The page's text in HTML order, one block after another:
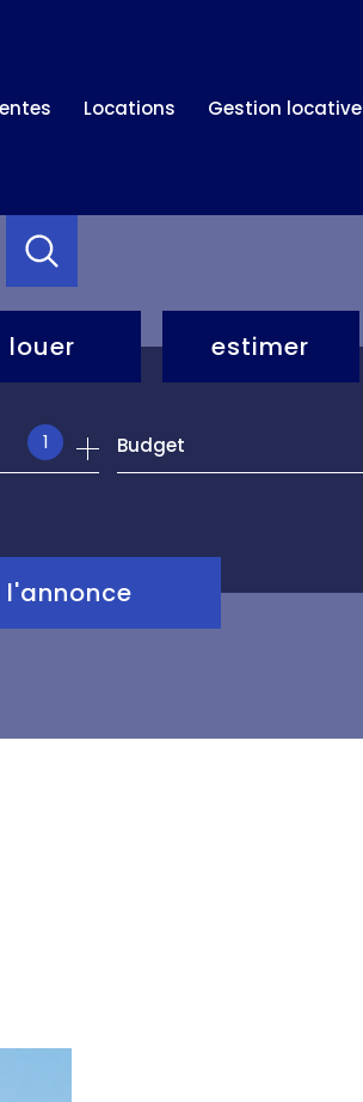
locations gestion locative
louer
à l'année
l'immo pro
estimer
1 Budget